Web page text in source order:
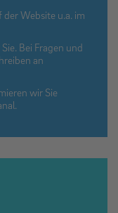
Website u.a. im
Bei Fragen und
an
wir Sie